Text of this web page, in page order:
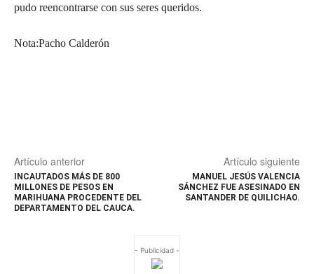
pudo reencontrarse con sus seres queridos.
Nota:Pacho Calderón
Artículo anterior
INCAUTADOS MÁS DE 800
MILLONES DE PESOS EN
MARIHUANA PROCEDENTE DEL
DEPARTAMENTO DEL CAUCA.
Artículo siguiente
MANUEL JESÚS VALENCIA
SÁNCHEZ FUE ASESINADO EN
SANTANDER DE QUILICHAO.
- Publicidad -